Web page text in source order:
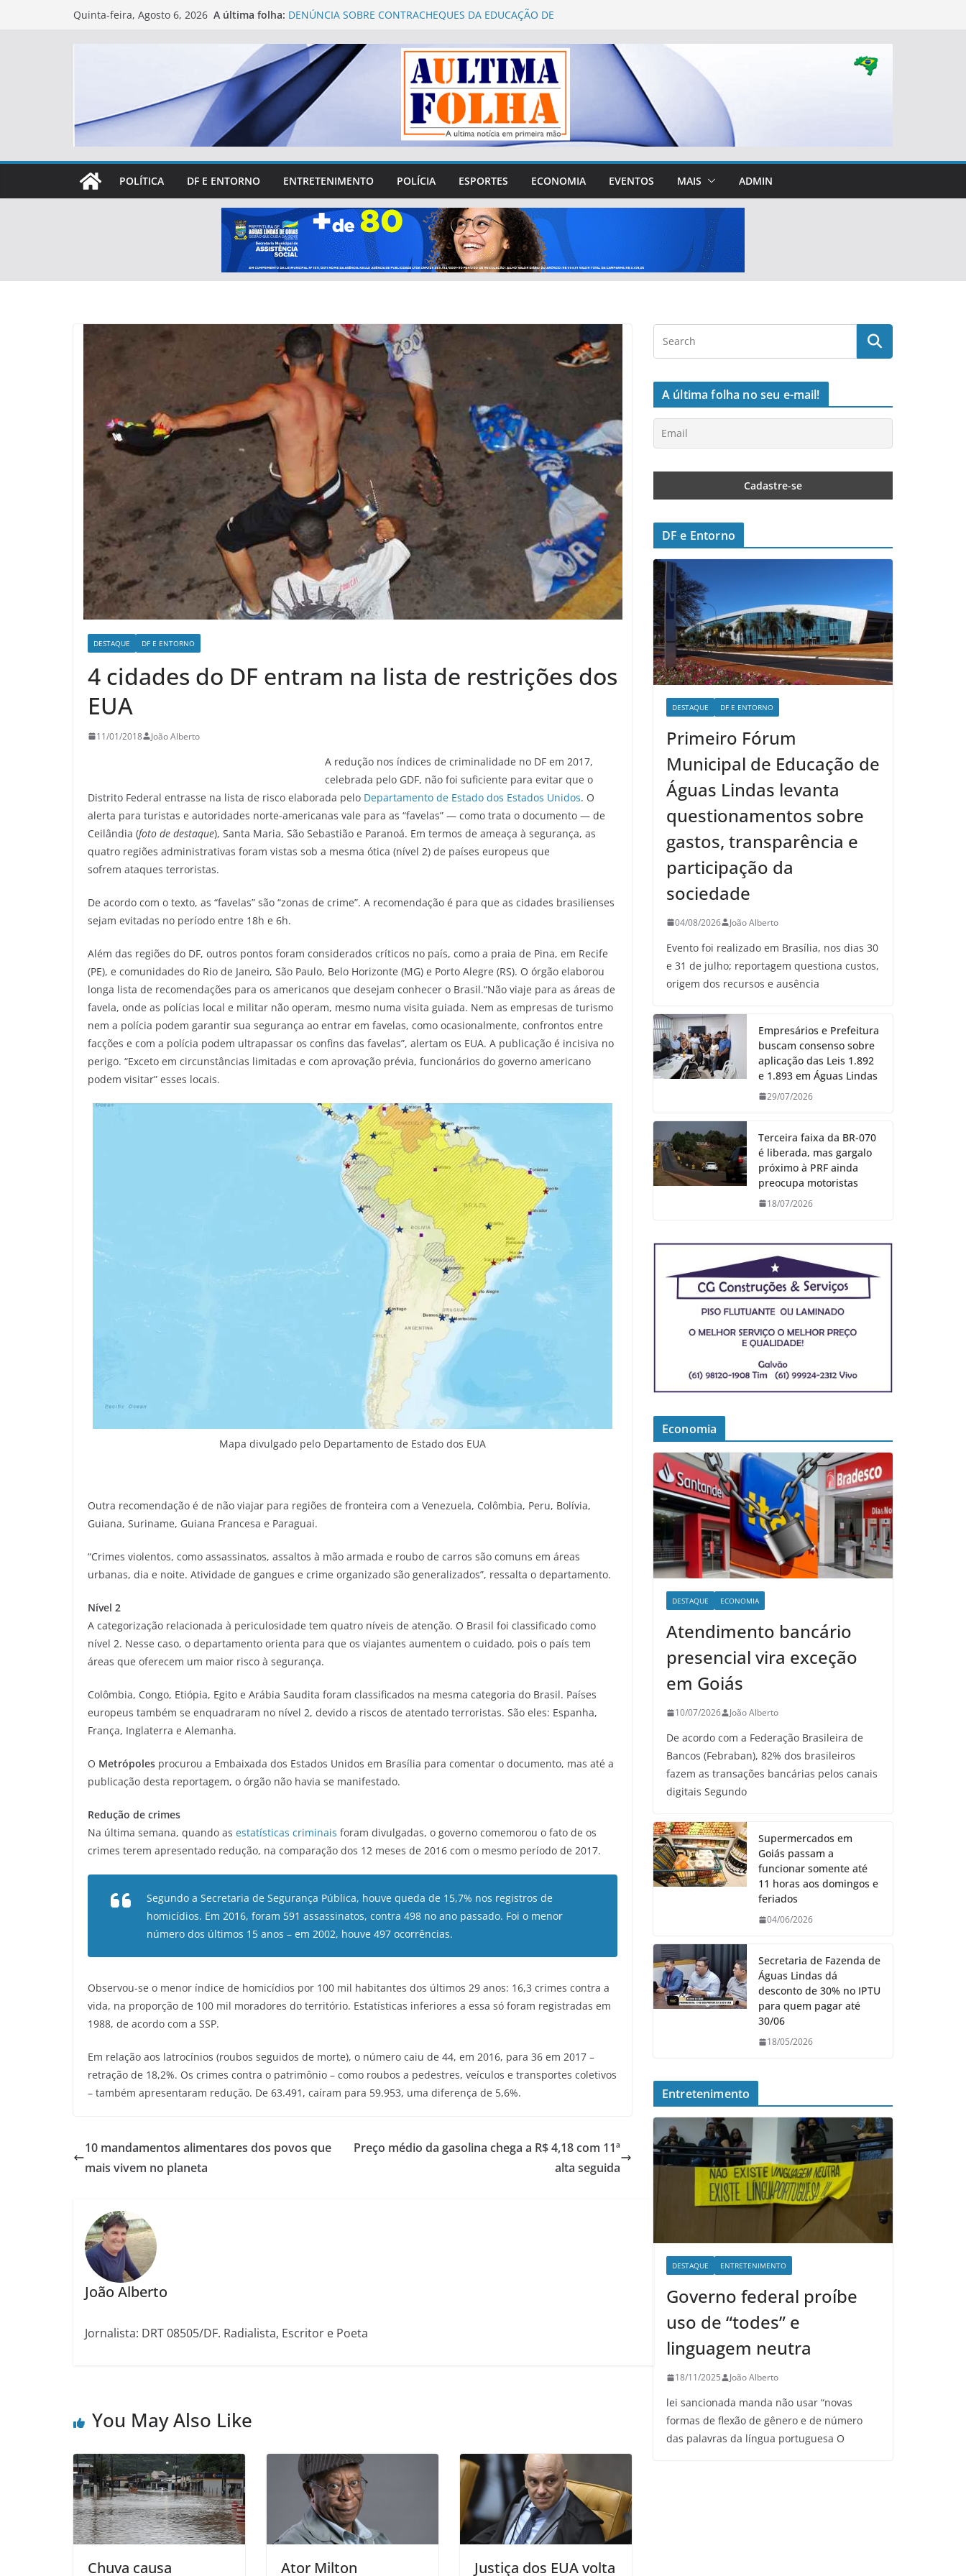
Quinta-feira, Agosto 6, 2026 A última folha: DENÚNCIA SOBRE CONTRACHEQUES DA EDUCAÇÃO DE
Eleições 2026: Águas Lindas abre 752 vagas para
treinamento presencial de mesários
Primeiro Fórum Municipal de Educação de Águas Lindas
levanta questionamentos sobre gastos, transparência e
participação da sociedade
Rotary de Águas Lindas tenta sair da crise e recuperar
espaço perdido na cidade
Lucas Vergílio reúne lideranças de Águas Lindas e destaca
mais de R$ 4 milhões destinados ao município
POLÍTICA
DF E ENTORNO ENTRETENIMENTO POLÍCIA ESPORTES ECONOMIA EVENTOS MAIS ADMIN
DESTAQUE DF E ENTORNO
4 cidades do DF entram na lista de restrições dos
EUA
11/01/2018 João Alberto
A redução nos índices de criminalidade no DF em 2017,
celebrada pelo GDF, não foi suficiente para evitar que o
Distrito Federal entrasse na lista de risco elaborada pelo Departamento de Estado dos Estados Unidos. O
alerta para turistas e autoridades norte-americanas vale para as “favelas” — como trata o documento — de
Ceilândia (foto de destaque), Santa Maria, São Sebastião e Paranoá. Em termos de ameaça à segurança, as
quatro regiões administrativas foram vistas sob a mesma ótica (nível 2) de países europeus que
sofrem ataques terroristas.
De acordo com o texto, as “favelas” são “zonas de crime”. A recomendação é para que as cidades brasilienses
sejam evitadas no período entre 18h e 6h.
Além das regiões do DF, outros pontos foram considerados críticos no país, como a praia de Pina, em Recife
(PE), e comunidades do Rio de Janeiro, São Paulo, Belo Horizonte (MG) e Porto Alegre (RS). O órgão elaborou
longa lista de recomendações para os americanos que desejam conhecer o Brasil.“Não viaje para as áreas de
favela, onde as polícias local e militar não operam, mesmo numa visita guiada. Nem as empresas de turismo
nem a polícia podem garantir sua segurança ao entrar em favelas, como ocasionalmente, confrontos entre
facções e com a polícia podem ultrapassar os confins das favelas”, alertam os EUA. A publicação é incisiva no
perigo. “Exceto em circunstâncias limitadas e com aprovação prévia, funcionários do governo americano
podem visitar” esses locais.
Mapa divulgado pelo Departamento de Estado dos EUA
Outra recomendação é de não viajar para regiões de fronteira com a Venezuela, Colômbia, Peru, Bolívia,
Guiana, Suriname, Guiana Francesa e Paraguai.
“Crimes violentos, como assassinatos, assaltos à mão armada e roubo de carros são comuns em áreas
urbanas, dia e noite. Atividade de gangues e crime organizado são generalizados”, ressalta o departamento.
Nível 2
A categorização relacionada à periculosidade tem quatro níveis de atenção. O Brasil foi classificado como
nível 2. Nesse caso, o departamento orienta para que os viajantes aumentem o cuidado, pois o país tem
áreas que oferecem um maior risco à segurança.
Colômbia, Congo, Etiópia, Egito e Arábia Saudita foram classificados na mesma categoria do Brasil. Países
europeus também se enquadraram no nível 2, devido a riscos de atentado terroristas. São eles: Espanha,
França, Inglaterra e Alemanha.
O Metrópoles procurou a Embaixada dos Estados Unidos em Brasília para comentar o documento, mas até a
publicação desta reportagem, o órgão não havia se manifestado.
Redução de crimes
Na última semana, quando as estatísticas criminais foram divulgadas, o governo comemorou o fato de os
crimes terem apresentado redução, na comparação dos 12 meses de 2016 com o mesmo período de 2017.
Segundo a Secretaria de Segurança Pública, houve queda de 15,7% nos registros de
homicídios. Em 2016, foram 591 assassinatos, contra 498 no ano passado. Foi o menor
número dos últimos 15 anos – em 2002, houve 497 ocorrências.
Observou-se o menor índice de homicídios por 100 mil habitantes dos últimos 29 anos: 16,3 crimes contra a
vida, na proporção de 100 mil moradores do território. Estatísticas inferiores a essa só foram registradas em
1988, de acordo com a SSP.
Em relação aos latrocínios (roubos seguidos de morte), o número caiu de 44, em 2016, para 36 em 2017 –
retração de 18,2%. Os crimes contra o patrimônio – como roubos a pedestres, veículos e transportes coletivos
– também apresentaram redução. De 63.491, caíram para 59.953, uma diferença de 5,6%.
10 mandamentos alimentares dos povos que
mais vivem no planeta
Preço médio da gasolina chega a R$ 4,18 com 11ª
alta seguida
João Alberto
Jornalista: DRT 08505/DF. Radialista, Escritor e Poeta
You May Also Like
Chuva causa Ator Milton Justiça dos EUA volta
A última folha no seu e-mail!
DF e Entorno
DESTAQUE DF E ENTORNO
Primeiro Fórum
Municipal de Educação de
Águas Lindas levanta
questionamentos sobre
gastos, transparência e
participação da
sociedade
04/08/2026 João Alberto
Evento foi realizado em Brasília, nos dias 30
e 31 de julho; reportagem questiona custos,
origem dos recursos e ausência
Empresários e Prefeitura
buscam consenso sobre
aplicação das Leis 1.892
e 1.893 em Águas Lindas
29/07/2026
Terceira faixa da BR-070
é liberada, mas gargalo
próximo à PRF ainda
preocupa motoristas
18/07/2026
Economia
DESTAQUE ECONOMIA
Atendimento bancário
presencial vira exceção
em Goiás
10/07/2026 João Alberto
De acordo com a Federação Brasileira de
Bancos (Febraban), 82% dos brasileiros
fazem as transações bancárias pelos canais
digitais Segundo
Supermercados em
Goiás passam a
funcionar somente até
11 horas aos domingos e
feriados
04/06/2026
Secretaria de Fazenda de
Águas Lindas dá
desconto de 30% no IPTU
para quem pagar até
30/06
18/05/2026
Entretenimento
DESTAQUE ENTRETENIMENTO
Governo federal proíbe
uso de “todes” e
linguagem neutra
18/11/2025 João Alberto
lei sancionada manda não usar “novas
formas de flexão de gênero e de número
das palavras da língua portuguesa O